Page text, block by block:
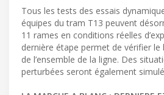
Tous les tests des essais
équipes du tram T13 peuvent
11 rames en conditions réelles
dernière étape permet de vérifier
de l’ensemble de la ligne. Des
perturbées seront également